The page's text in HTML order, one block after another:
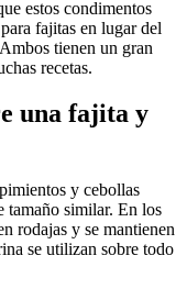
estos condimentos
fajitas en lugar del
tienen un gran
recetas.
una fajita y
y cebollas
tamaño similar. En los
rodajas y se mantienen
se utilizan sobre todo